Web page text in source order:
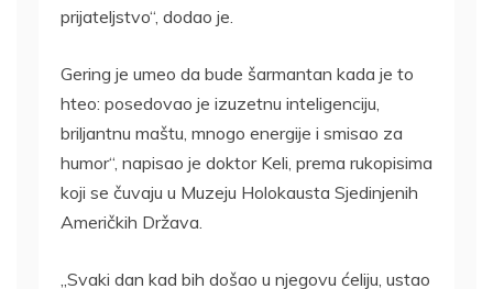
prijateljstvo“, dodao je.
Gering je umeo da bude šarmantan kada je to
hteo: posedovao je izuzetnu inteligenciju,
briljantnu maštu, mnogo energije i smisao za
humor“, napisao je doktor Keli, prema rukopisima
koji se čuvaju u Muzeju Holokausta Sjedinjenih
Američkih Država.
„Svaki dan kad bih došao u njegovu ćeliju, ustao